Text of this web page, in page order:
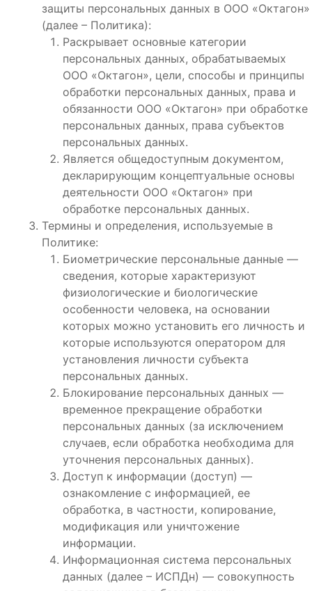
защиты персональных данных в ООО «Октагон»
(далее – Политика):
Раскрывает основные категории
персональных данных, обрабатываемых
ООО «Октагон», цели, способы и принципы
обработки персональных данных, права и
обязанности ООО «Октагон» при обработке
персональных данных, права субъектов
персональных данных.
Является общедоступным документом,
декларирующим концептуальные основы
деятельности ООО «Октагон» при
обработке персональных данных.
Термины и определения, используемые в
Политике:
Биометрические персональные данные —
сведения, которые характеризуют
физиологические и биологические
особенности человека, на основании
которых можно установить его личность и
которые используются оператором для
установления личности субъекта
персональных данных.
Блокирование персональных данных —
временное прекращение обработки
персональных данных (за исключением
случаев, если обработка необходима для
уточнения персональных данных).
Доступ к информации (доступ) —
ознакомление с информацией, ее
обработка, в частности, копирование,
модификация или уничтожение
информации.
Информационная система персональных
данных (далее – ИСПДн) — совокупность